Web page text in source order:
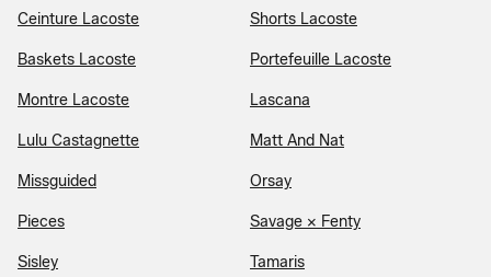
Ceinture Lacoste Shorts Lacoste
Baskets Lacoste Portefeuille Lacoste
Montre Lacoste Lascana
Lulu Castagnette Matt And Nat
Missguided Orsay
Pieces Savage X Fenty
Sisley Tamaris